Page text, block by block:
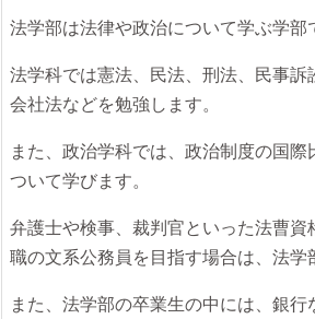
法学部は法律や政治について学ぶ学部
法学科では憲法、民法、刑法、民事訴
会社法などを勉強します。
また、政治学科では、政治制度の国際
ついて学びます。
弁護士や検事、裁判官といった法曹資
職の文系公務員を目指す場合は、法学
また、法学部の卒業生の中には、銀行